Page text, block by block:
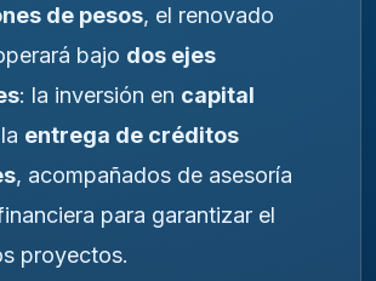
de pesos, el renovado
bajo dos ejes
: la inversión en capital
entrega de créditos
, acompañados de asesoría
para garantizar el
proyectos.